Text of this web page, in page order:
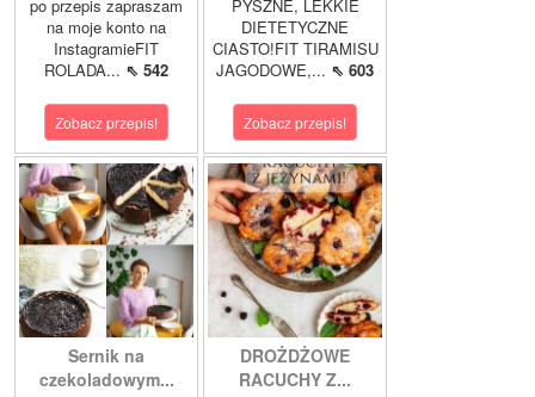
po przepis zapraszam
na moje konto na
InstagramieFIT
ROLADA... ⇖ 542
Zobacz przepis!
PYSZNE, LEKKIE
DIETETYCZNE
CIASTO!FIT TIRAMISU
JAGODOWE,... ⇖ 603
Zobacz przepis!
Sernik na
czekoladowym...
DROŻDŻOWE
RACUCHY Z...